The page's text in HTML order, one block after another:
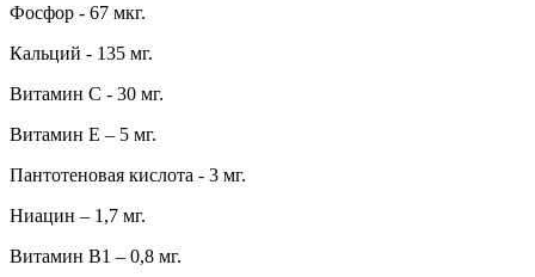
Фосфор - 67 мкг.
Кальций - 135 мг.
Витамин С - 30 мг.
Витамин Е – 5 мг.
Пантотеновая кислота - 3 мг.
Ниацин – 1,7 мг.
Витамин В1 – 0,8 мг.